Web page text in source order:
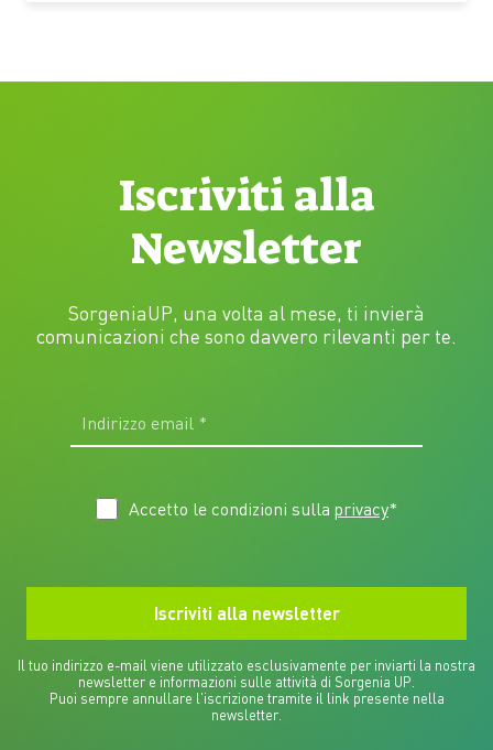
Iscriviti alla
Newsletter
SorgeniaUP, una volta al mese, ti invierà
comunicazioni che sono davvero rilevanti per te.
Accetto le condizioni sulla privacy*
Il tuo indirizzo e-mail viene utilizzato esclusivamente per inviarti la nostra
newsletter e informazioni sulle attività di Sorgenia UP.
Puoi sempre annullare l'iscrizione tramite il link presente nella
newsletter.